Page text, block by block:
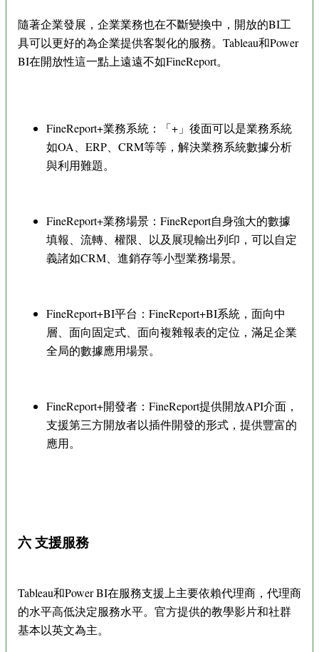
隨著企業發展，企業業務也在不斷變換中，開放的BI工
具可以更好的為企業提供客製化的服務。Tableau和Power
BI在開放性這一點上遠遠不如FineReport。
FineReport+業務系統：「+」後面可以是業務系統
如OA、ERP、CRM等等，解決業務系統數據分析
與利用難題。
FineReport+業務場景：FineReport自身強大的數據
填報、流轉、權限、以及展現輸出列印，可以自定
義諸如CRM、進銷存等小型業務場景。
FineReport+BI平台：FineReport+BI系統，面向中
層、面向固定式、面向複雜報表的定位，滿足企業
全局的數據應用場景。
FineReport+開發者：FineReport提供開放API介面，
支援第三方開放者以插件開發的形式，提供豐富的
應用。
六 支援服務
Tableau和Power BI在服務支援上主要依賴代理商，代理商
的水平高低決定服務水平。官方提供的教學影片和社群
基本以英文為主。